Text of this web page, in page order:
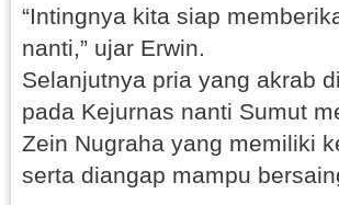
“Intingnya kita siap
nanti,” ujar Erwin.
Selanjutnya pria yang akrab
pada Kejurnas nanti Sumut
Zein Nugraha yang memiliki
serta diangap mampu